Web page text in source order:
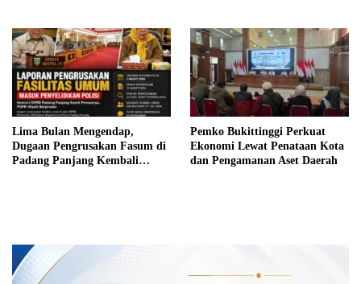
Lima Bulan Mengendap,
Dugaan Pengrusakan Fasum di
Padang Panjang Kembali
Pemko Bukittinggi Perkuat
Ekonomi Lewat Penataan Kota
dan Pengamanan Aset Daerah